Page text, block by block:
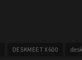
DESKMEET X600